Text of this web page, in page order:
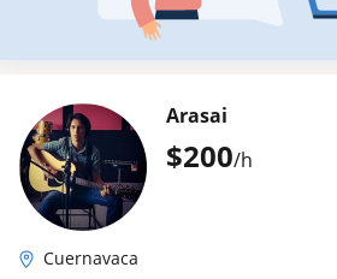
$200/h
Arasai
Cuernavaca